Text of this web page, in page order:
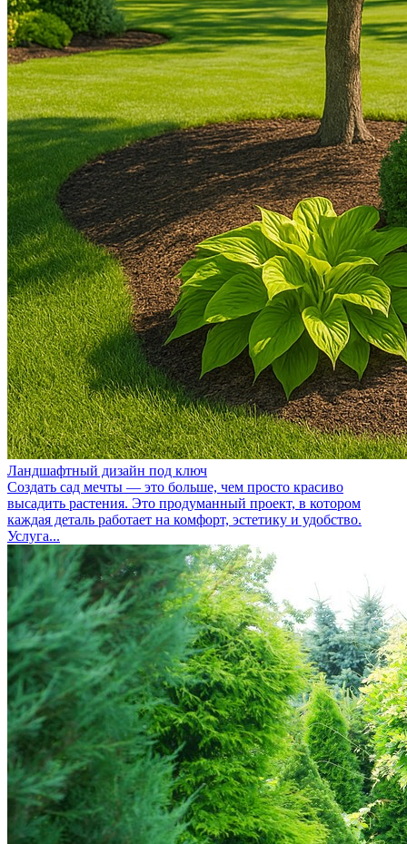
Ландшафтный дизайн под ключ
Создать сад мечты — это больше, чем просто красиво
высадить растения. Это продуманный проект, в котором
каждая деталь работает на комфорт, эстетику и удобство.
Услуга...